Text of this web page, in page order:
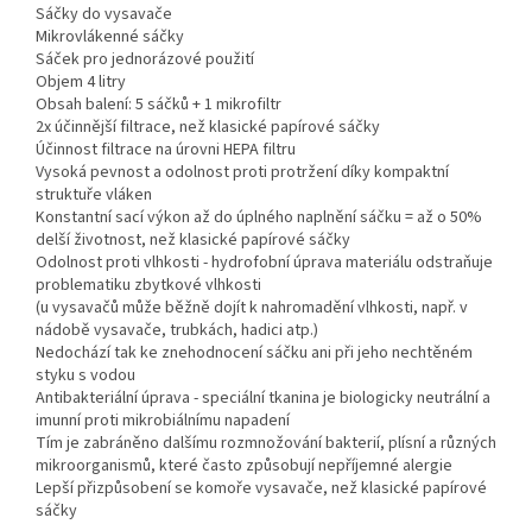
Sáčky do vysavače
Mikrovlákenné sáčky
Sáček pro jednorázové použití
Objem 4 litry
Obsah balení: 5 sáčků + 1 mikrofiltr
2x účinnější filtrace, než klasické papírové sáčky
Účinnost filtrace na úrovni HEPA filtru
Vysoká pevnost a odolnost proti protržení díky kompaktní
struktuře vláken
Konstantní sací výkon až do úplného naplnění sáčku = až o 50%
delší životnost, než klasické papírové sáčky
Odolnost proti vlhkosti - hydrofobní úprava materiálu odstraňuje
problematiku zbytkové vlhkosti
(u vysavačů může běžně dojít k nahromadění vlhkosti, např. v
nádobě vysavače, trubkách, hadici atp.)
Nedochází tak ke znehodnocení sáčku ani při jeho nechtěném
styku s vodou
Antibakteriální úprava - speciální tkanina je biologicky neutrální a
imunní proti mikrobiálnímu napadení
Tím je zabráněno dalšímu rozmnožování bakterií, plísní a různých
mikroorganismů, které často způsobují nepříjemné alergie
Lepší přizpůsobení se komoře vysavače, než klasické papírové
sáčky